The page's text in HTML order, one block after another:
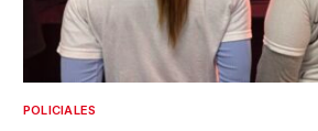
POLICIALES